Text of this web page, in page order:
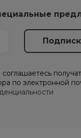
по электронной